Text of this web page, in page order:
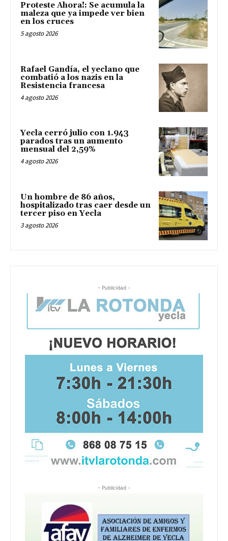
Proteste Ahora!: Se acumula la
maleza que ya impede ver bien
en los cruces
5 agosto 2026
Rafael Gandía, el yeclano que
combatió a los nazis en la
Resistencia francesa
4 agosto 2026
Yecla cerró julio con 1.943
parados tras un aumento
mensual del 2,59%
4 agosto 2026
Un hombre de 86 años,
hospitalizado tras caer desde un
tercer piso en Yecla
3 agosto 2026
- Publicidad -
- Publicidad -